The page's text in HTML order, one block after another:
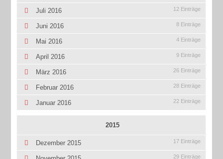
Juli 2016 12 Einträge
Juni 2016 8 Einträge
Mai 2016 4 Einträge
April 2016 9 Einträge
März 2016 26 Einträge
Februar 2016 28 Einträge
Januar 2016 22 Einträge
2015
Dezember 2015 17 Einträge
29 Einträge